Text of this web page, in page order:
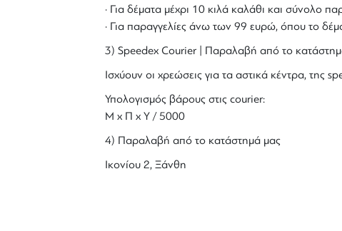
· Για δέματα μέχρι 10 κιλά καλάθι και
· Για παραγγελίες άνω των 99 ευρώ, όπου το
3) Speedex Courier | Παραλαβή από το
Ισχύουν οι χρεώσεις για τα αστικά κέντρα, της
Υπολογισμός βάρους στις courier:
Μ x Π x Y / 5000
4) Παραλαβή από το κατάστημά μας
Ικονίου 2, Ξάνθη